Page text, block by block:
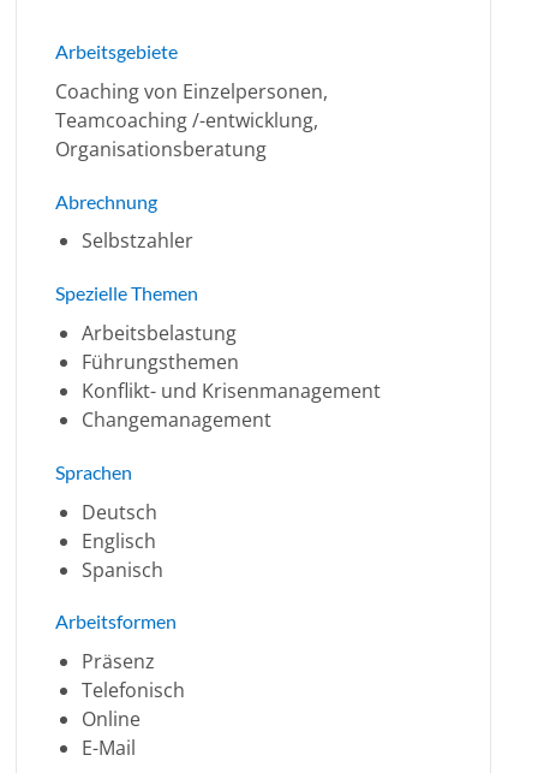
Arbeitsgebiete
Coaching von Einzelpersonen,
Teamcoaching /-entwicklung,
Organisationsberatung
Abrechnung
Selbstzahler
Spezielle Themen
Arbeitsbelastung
Führungsthemen
Konflikt- und Krisenmanagement
Changemanagement
Sprachen
Deutsch
Englisch
Spanisch
Arbeitsformen
Präsenz
Telefonisch
Online
E-Mail